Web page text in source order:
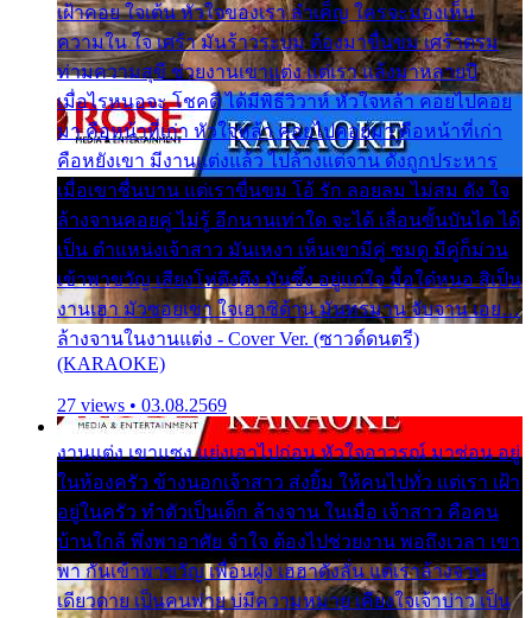
เฝ้าคอย ใจเต้น หัวใจของเรา ลำเค็ญ ใครจะมองเห็น
ความใน ใจ เศร้า มันร้าวระบม ต้องมาขื่นขม เศร้าตรม
ท่ามความสุขี ช่วยงานเขาแต่ง แต่เรา แล้งมาหลายปี
เมื่อไรหนอจะ โชคดี ได้มีพิธีวิวาห์ หัวใจหล้า คอยไปคอย
มา คือหน้าที่เก่า หัวใจหล้า คอยไปคอยมา คือหน้าที่เก่า
คือหยังเขา มีงานแต่งแล้ว ไปล้างแต่จาน ดั่งถูกประหาร
เมื่อเขาชื่นบาน แต่เราขื่นขม โอ้ รัก ลอยลม ไม่สม ดัง ใจ
ล้างจานคอยคู่ ไม่รู้ อีกนานเท่าใด จะได้ เลื่อนขั้นบันได ได้
เป็น ตำแหน่งเจ้าสาว มันเหงา เห็นเขามีคู่ ซมดู มีคู่ก็ม่วน
เข้าพาขวัญ เสียงโห่ตึงตึง มันซึ้ง อยู่แก่ใจ มื้อใด๋หนอ สิเป็น
งานเฮา มัวซอยเขา ใจเฮาซิด้าน มันทรมาน จับจาน เอย…
ล้างจานในงานแต่ง - Cover Ver. (ซาวด์ดนตรี)
(KARAOKE)
27 views • 03.08.2569
งานแต่ง เขาแซง แย่งเอาไปก่อน หัวใจอาวรณ์ มาซ่อน อยู่
ในห้องครัว ข้างนอกเจ้าสาว ส่งยิ้ม ให้คนไปทั่ว แต่เรา เฝ้า
อยู่ในครัว ทำตัวเป็นเด็ก ล้างจาน ในเมื่อ เจ้าสาว คือคน
บ้านใกล้ พึ่งพาอาศัย จำใจ ต้องไปช่วยงาน พอถึงเวลา เขา
พา กันเข้าพาขวัญ เพื่อนฝูง เฮฮาดังลั่น แต่เราล้างจาน
เดียวดาย เป็นคนพ่าย บ่มีความหมาย เคียงใจเจ้าบ่าว เป็น